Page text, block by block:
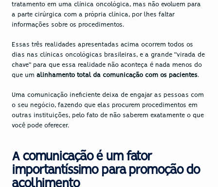
tratamento em uma clínica oncológica, mas não evoluem para
a parte cirúrgica com a própria clínica, por lhes faltar
informações sobre os procedimentos.
Essas três realidades apresentadas acima ocorrem todos os
dias nas clínicas oncológicas brasileiras, e a grande “virada de
chave” para que essa realidade não aconteça é nada menos do
que um alinhamento total da comunicação com os pacientes.
Uma comunicação ineficiente deixa de engajar as pessoas com
o seu negócio, fazendo que elas procurem procedimentos em
outras instituições, pelo fato de não saberem exatamente o que
você pode oferecer.
A comunicação é um fator
importantíssimo para promoção do
acolhimento